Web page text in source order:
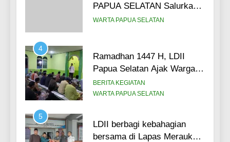
Binaan Lapas Merauke untuk
meraih 5 sukses di bulan
suci. (26/02)
BERITA KEGIATAN
WARTA PAPUA SELATAN
5
LDII berbagi kebahagian
Bagikan 100 paket takjil bagi
warga binaan.
BERITA KEGIATAN
WARTA PAPUA SELATAN